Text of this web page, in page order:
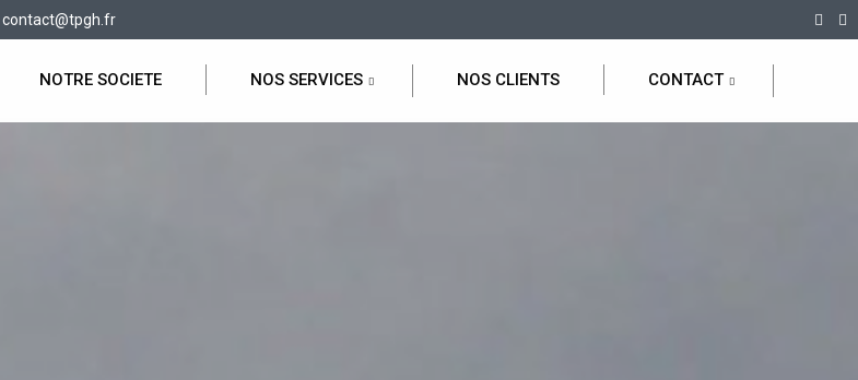
contact@tpgh.fr
NOTRE SOCIETE NOS SERVICES NOS CLIENTS CONTACT